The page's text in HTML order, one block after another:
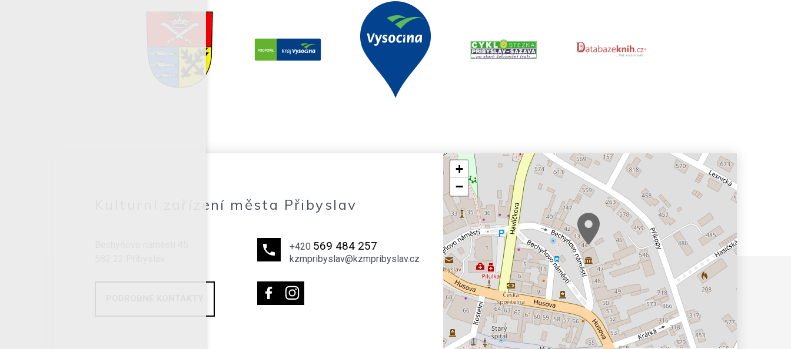
Kulturní zařízení města Přibyslav
+420 569 484 257
kzmpribyslav@kzmpribyslav.cz
+
−